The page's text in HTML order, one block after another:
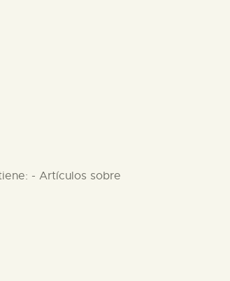
- Artículos sobre